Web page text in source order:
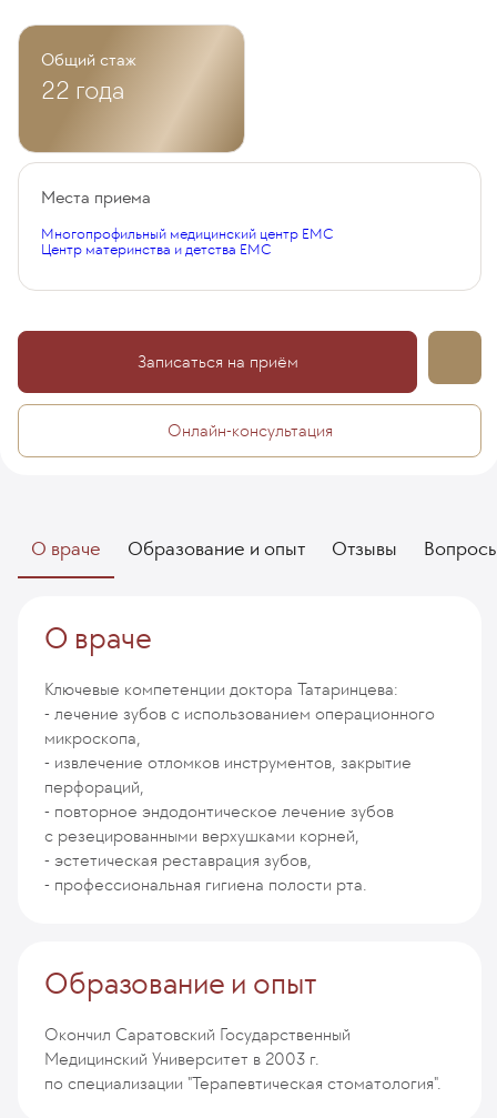
Общий стаж
22 года
Места приема
Многопрофильный медицинский центр EMC
Центр материнства и детства EMC
Записаться на приём
Онлайн-консультация
О враче Образование и опыт Отзывы
О враче
Ключевые компетенции доктора Татаринцева:
- лечение зубов с использованием операционного
микроскопа,
- извлечение отломков инструментов, закрытие
перфораций,
- повторное эндодонтическое лечение зубов
с резецированными верхушками корней,
- эстетическая реставрация зубов,
- профессиональная гигиена полости рта.
Образование и опыт
Окончил Саратовский Государственный
Медицинский Университет в 2003 г.
по специализации "Терапевтическая стоматология".